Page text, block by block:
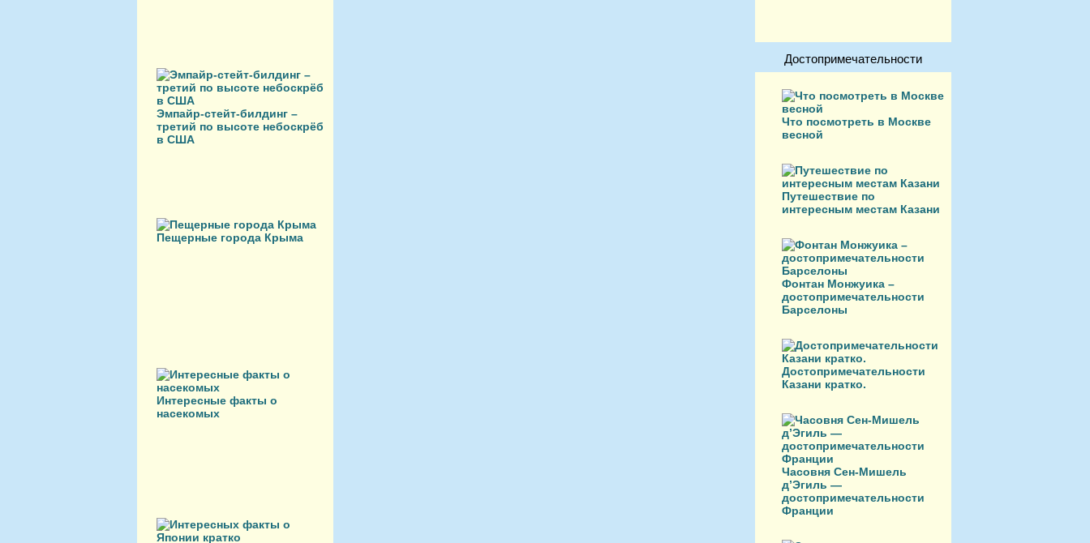
Эмпайр-стейт-билдинг –
третий по высоте небоскрёб
в США
Пещерные города Крыма
Интересные факты о
насекомых
Достопримечательности
Что посмотреть в Москве
весной
Путешествие по
интересным местам Казани
Фонтан Монжуика –
достопримечательности
Барселоны
Достопримечательности
Казани кратко.
Часовня Сен-Мишель
д’Эгиль —
достопримечательности
Франции